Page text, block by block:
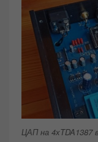
ЦАП на 4хTDA1387